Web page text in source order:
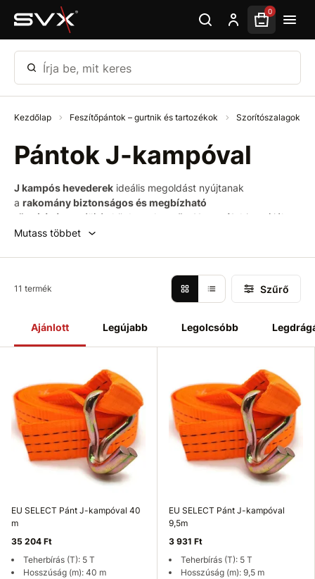
Ugrás az oldal fő részéhez 0
Írja be, mit keres
Kezdőlap Feszítőpántok – gurtnik és tartozékok Szorítószalagok
Pántok J-kampóval
J kampós hevederek ideális megoldást nyújtanak
a rakomány biztonságos és megbízható
rögzítésére
szállítás közben. Az erős J kampók biztosítják
astabil rögzítéstmég nehéz körülmények között
m)ésteherbírással (1 – 5 tonna)elérhetők,kiváló minőségű
készülnek, és megfelelnek azEN 12195-
2szabványnak.​
Mutass többet
Ajánlott Legújabb Legolcsóbb
11 termék Szűrő
EU SELECT Pánt J-kampóval 40
m
35 204 Ft
Teherbírás (T): 5 T
Hosszúság (m): 40 m
EU SELECT Pánt J-kampóval
9,5m
3 931 Ft
Teherbírás (T): 5 T
Hosszúság (m): 9,5 m